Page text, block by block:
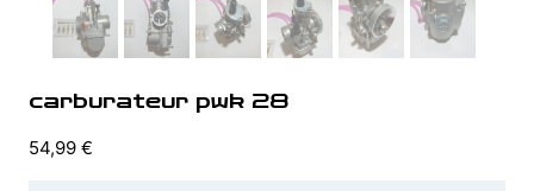
carburateur pwk 28
54,99 €